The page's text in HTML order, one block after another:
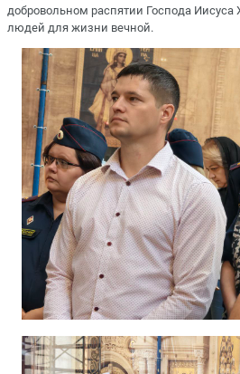
добровольном распятии Господа Иисуса
людей для жизни вечной.